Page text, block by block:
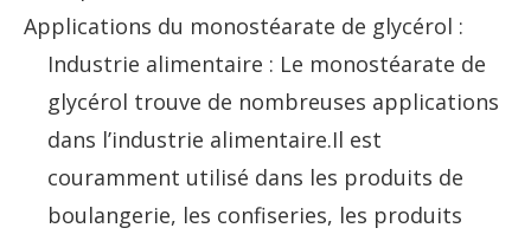
Applications du monostéarate de glycérol :
Industrie alimentaire : Le monostéarate de
glycérol trouve de nombreuses applications
dans l’industrie alimentaire.Il est
couramment utilisé dans les produits de
boulangerie, les confiseries, les produits